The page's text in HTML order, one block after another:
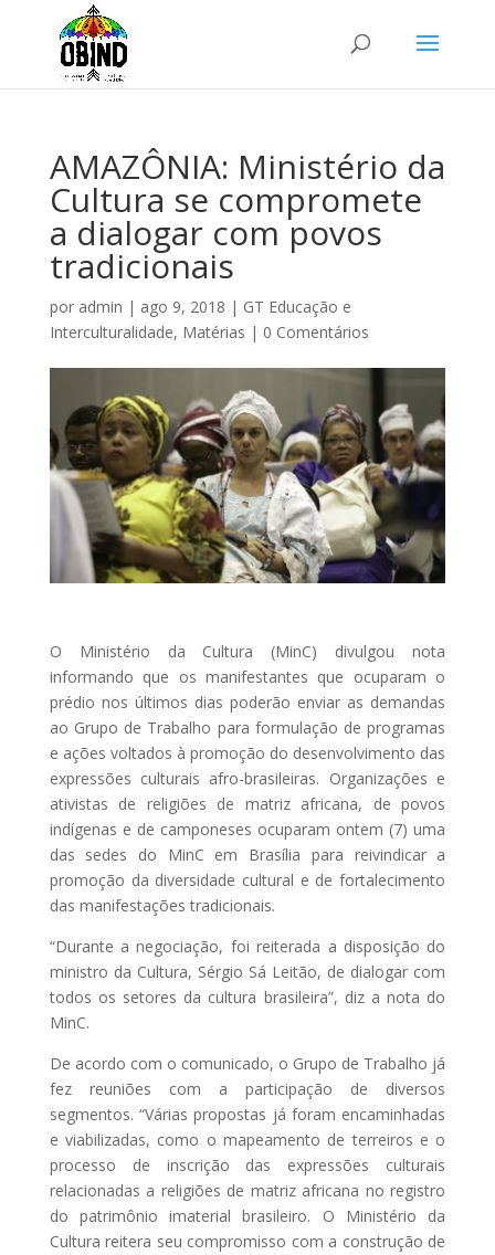
AMAZÔNIA: Ministério da
Cultura se compromete
a dialogar com povos
tradicionais
por admin | ago 9, 2018 | GT Educação e
Interculturalidade, Matérias | 0 Comentários
O Ministério da Cultura (MinC) divulgou nota
informando que os manifestantes que ocuparam o
prédio nos últimos dias poderão enviar as demandas
ao Grupo de Trabalho para formulação de programas
e ações voltados à promoção do desenvolvimento das
expressões culturais afro-brasileiras. Organizações e
ativistas de religiões de matriz africana, de povos
indígenas e de camponeses ocuparam ontem (7) uma
das sedes do MinC em Brasília para reivindicar a
promoção da diversidade cultural e de fortalecimento
das manifestações tradicionais.
“Durante a negociação, foi reiterada a disposição do
ministro da Cultura, Sérgio Sá Leitão, de dialogar com
todos os setores da cultura brasileira”, diz a nota do
MinC.
De acordo com o comunicado, o Grupo de Trabalho já
fez reuniões com a participação de diversos
segmentos. “Várias propostas já foram encaminhadas
e viabilizadas, como o mapeamento de terreiros e o
processo de inscrição das expressões culturais
relacionadas a religiões de matriz africana no registro
do patrimônio imaterial brasileiro. O Ministério da
Cultura reitera seu compromisso com a construção de